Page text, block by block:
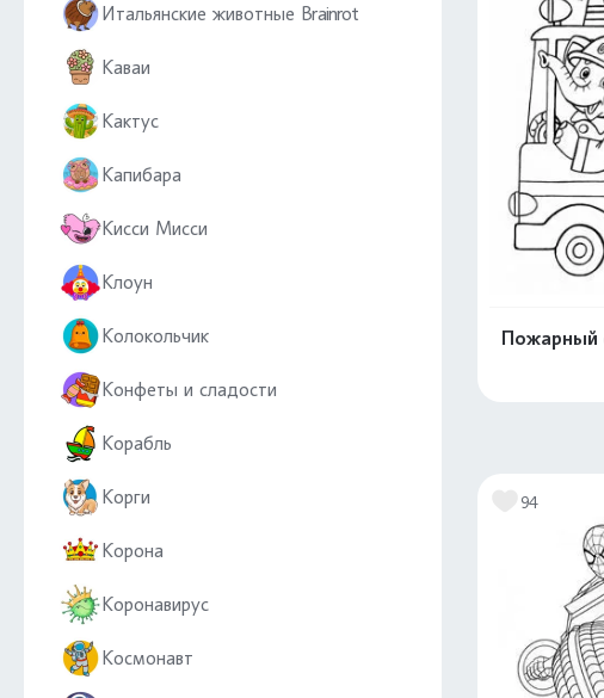
Итальянские животные Brainrot
Каваи
Кактус
Капибара
Кисси Мисси
Клоун
Колокольчик
Конфеты и сладости
Корабль
Корги
Корона
Коронавирус
Космонавт
Пожарный
94